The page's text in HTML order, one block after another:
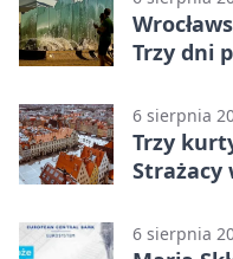
Trzy dni
6 sierpnia
Trzy
Strażacy
6 sierpnia